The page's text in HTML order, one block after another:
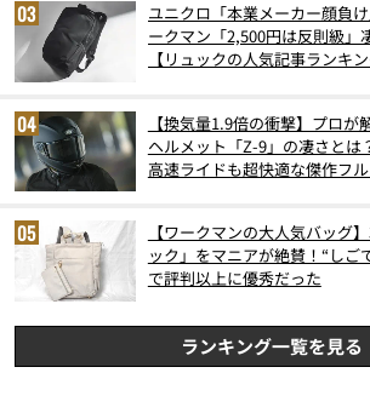
ユニクロ「本業メーカー顔負
ークマン「2,500円は反則級
【リュックの人気記事ランキ
【換気量1.9倍の衝撃】プロが
ヘルメット「Z-9」の凄さとは
高速ライドも超快適な傑作フ
【ワークマンの大人気バッグ
ック」をマニアが絶賛！“しご
で評判以上に優秀だった
ランキング一覧を見る